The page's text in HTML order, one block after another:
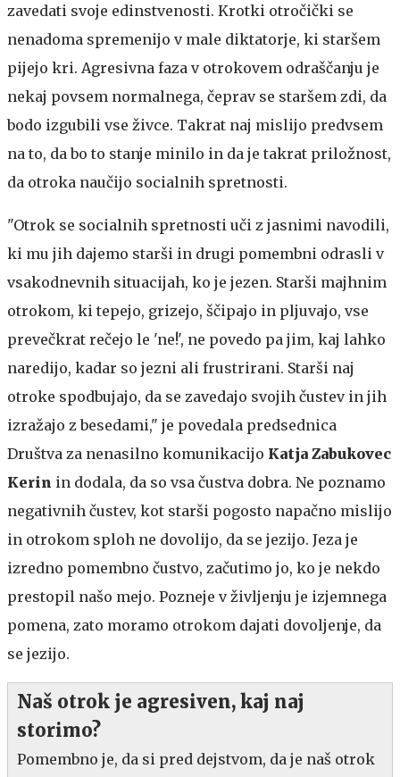
zavedati svoje edinstvenosti. Krotki otročički se
nenadoma spremenijo v male diktatorje, ki staršem
pijejo kri. Agresivna faza v otrokovem odraščanju je
nekaj povsem normalnega, čeprav se staršem zdi, da
bodo izgubili vse živce. Takrat naj mislijo predvsem
na to, da bo to stanje minilo in da je takrat priložnost,
da otroka naučijo socialnih spretnosti.
"Otrok se socialnih spretnosti uči z jasnimi navodili,
ki mu jih dajemo starši in drugi pomembni odrasli v
vsakodnevnih situacijah, ko je jezen. Starši majhnim
otrokom, ki tepejo, grizejo, ščipajo in pljuvajo, vse
prevečkrat rečejo le 'ne!', ne povedo pa jim, kaj lahko
naredijo, kadar so jezni ali frustrirani. Starši naj
otroke spodbujajo, da se zavedajo svojih čustev in jih
izražajo z besedami," je povedala predsednica
Društva za nenasilno komunikacijo Katja Zabukovec
Kerin in dodala, da so vsa čustva dobra. Ne poznamo
negativnih čustev, kot starši pogosto napačno mislijo
in otrokom sploh ne dovolijo, da se jezijo. Jeza je
izredno pomembno čustvo, začutimo jo, ko je nekdo
prestopil našo mejo. Pozneje v življenju je izjemnega
pomena, zato moramo otrokom dajati dovoljenje, da
se jezijo.
Naš otrok je agresiven, kaj naj
storimo?
Pomembno je, da si pred dejstvom, da je naš otrok